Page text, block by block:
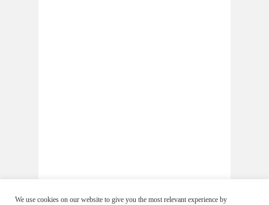
We use cookies on our website to give you the most relevant experience by